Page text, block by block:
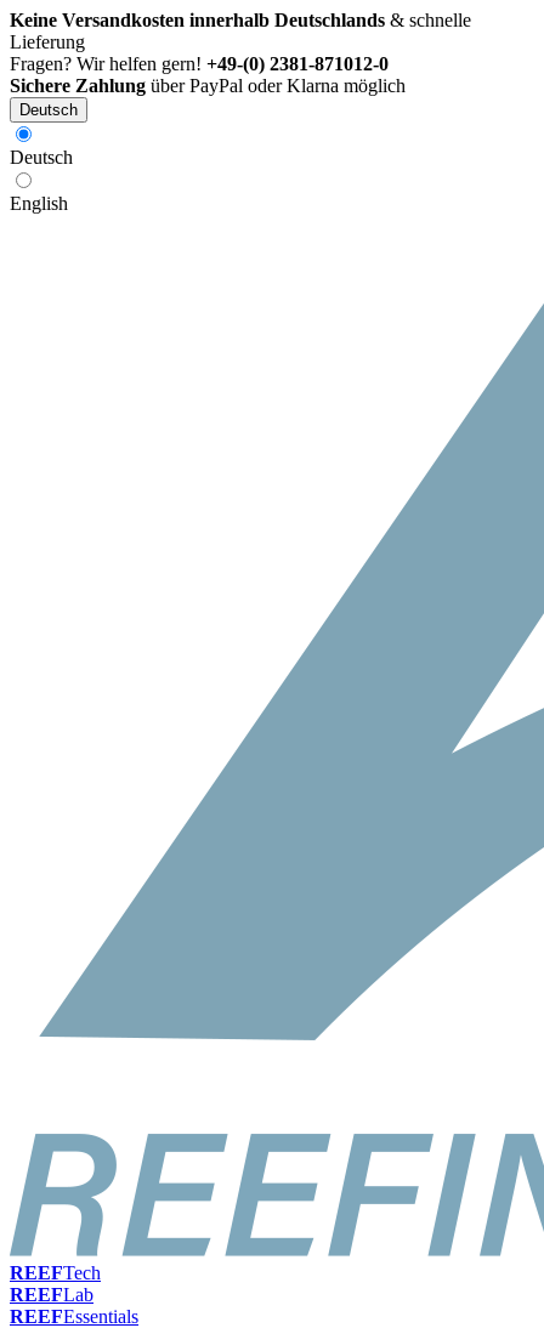
Keine Versandkosten innerhalb Deutschlands & schnelle
Lieferung
Fragen? Wir helfen gern! +49-(0) 2381-871012-0
Sichere Zahlung über PayPal oder Klarna möglich
Deutsch
Deutsch
English
REEFTech
REEFLab
REEFEssentials